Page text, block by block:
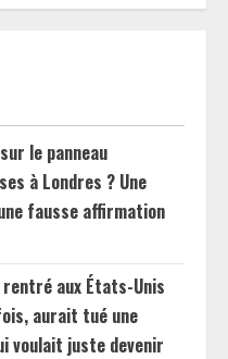
le panneau
à Londres ? Une
fausse affirmation
aux États-Unis
aurait tué une
voulait juste devenir